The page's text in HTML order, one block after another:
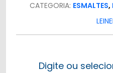
CATEGORIA: ESMALTES,
Digite ou